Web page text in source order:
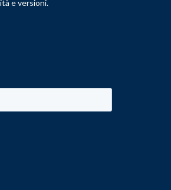
e versioni.